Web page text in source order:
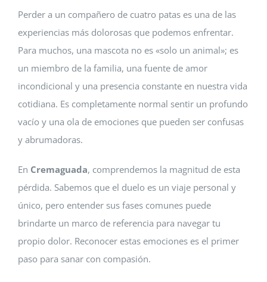
Perder a un compañero de cuatro patas es una de las
experiencias más dolorosas que podemos enfrentar.
Para muchos, una mascota no es «solo un animal»; es
un miembro de la familia, una fuente de amor
incondicional y una presencia constante en nuestra vida
cotidiana. Es completamente normal sentir un profundo
vacío y una ola de emociones que pueden ser confusas
y abrumadoras.
En Cremaguada, comprendemos la magnitud de esta
pérdida. Sabemos que el duelo es un viaje personal y
único, pero entender sus fases comunes puede
brindarte un marco de referencia para navegar tu
propio dolor. Reconocer estas emociones es el primer
paso para sanar con compasión.